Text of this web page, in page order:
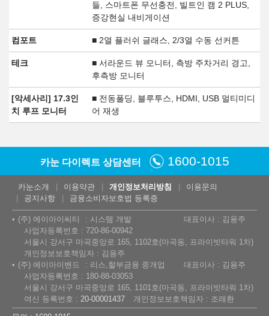
들, 스마트폰 무선충전, 빌트인 캠 2 PLUS,
증강현실 내비게이션
컴포트 ■ 2열 플러쉬 글래스, 2/3열 수동 선커튼
테크
■ 서라운드 뷰 모니터, 측방 주차거리 경고,
후측방 모니터
[악세사리] 17.3인
치 루프 모니터
■ 전동폴딩, 블루투스, HDMI, USB 멀티미디
어 재생
카눈 다이렉트 상담센터 1600-1015
카눈소개 이용약관 개인정보처리방침
이용문의
공지사항
금융소비자보호법 등록증
(주) 에이아이씨티 시스템 개발
대표이사 : 김용주
사업자등록번호 : 720-86-00942
서울시 강서구 마곡중앙로 165, 1102호(마곡동, 프라이빗타워 1차)
개인정보보호책임자 : 김용주
(주) 에이아이밴드
리스,할부금융 중개업
대표이사 : 김용주
사업자등록번호 : 180-88-03053
서울시 강서구 마곡중앙로 165, 1101호(마곡동, 프라이빗타워 1차)
여신 등록번호 : 20-00001437
개인정보보호책임자 : 조래환